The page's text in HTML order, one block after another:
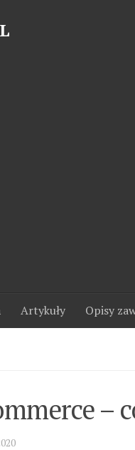
Artykuły Opisy
–